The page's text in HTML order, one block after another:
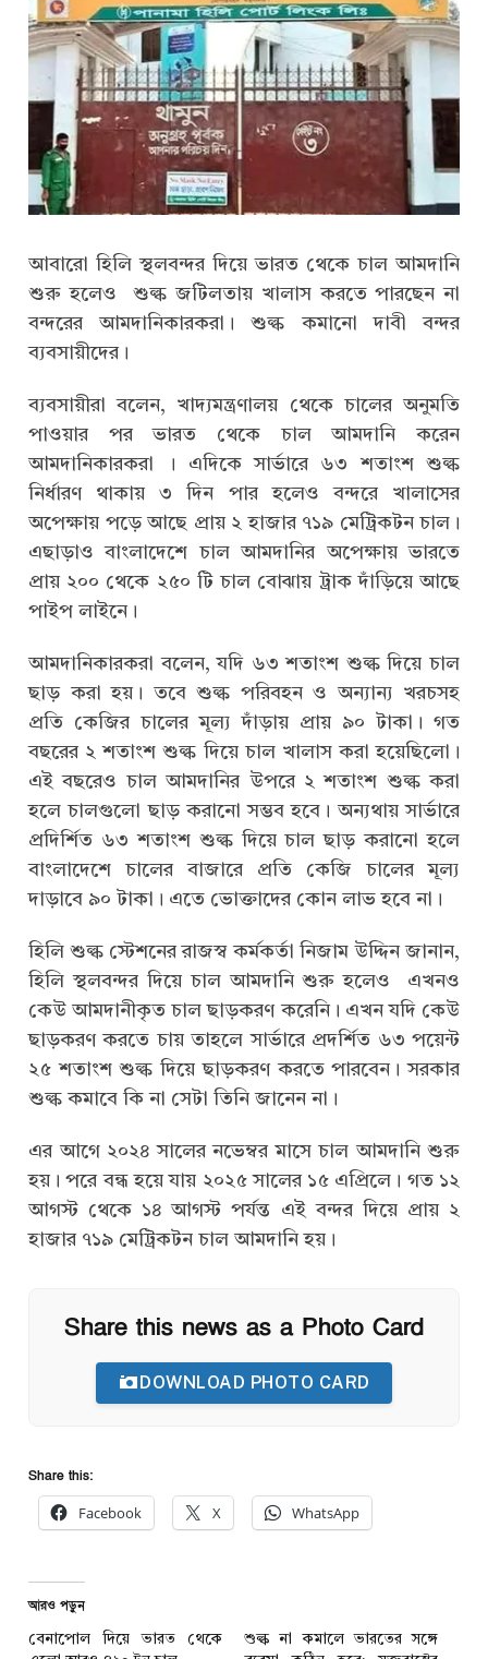
আবারো হিলি স্থলবন্দর দিয়ে ভারত থেকে চাল আমদানি
শুরু হলেও শুল্ক জটিলতায় খালাস করতে পারছেন না
বন্দরের আমদানিকারকরা। শুল্ক কমানো দাবী বন্দর
ব্যবসায়ীদের।
ব্যবসায়ীরা বলেন, খাদ্যমন্ত্রণালয় থেকে চালের অনুমতি
পাওয়ার পর ভারত থেকে চাল আমদানি করেন
আমদানিকারকরা । এদিকে সার্ভারে ৬৩ শতাংশ শুল্ক
নির্ধারণ থাকায় ৩ দিন পার হলেও বন্দরে খালাসের
অপেক্ষায় পড়ে আছে প্রায় ২ হাজার ৭১৯ মেট্রিকটন চাল।
এছাড়াও বাংলাদেশে চাল আমদানির অপেক্ষায় ভারতে
প্রায় ২০০ থেকে ২৫০ টি চাল বোঝায় ট্রাক দাঁড়িয়ে আছে
পাইপ লাইনে।
আমদানিকারকরা বলেন, যদি ৬৩ শতাংশ শুল্ক দিয়ে চাল
ছাড় করা হয়। তবে শুল্ক পরিবহন ও অন্যান্য খরচসহ
প্রতি কেজির চালের মূল্য দাঁড়ায় প্রায় ৯০ টাকা। গত
বছরের ২ শতাংশ শুল্ক দিয়ে চাল খালাস করা হয়েছিলো।
এই বছরেও চাল আমদানির উপরে ২ শতাংশ শুল্ক করা
হলে চালগুলো ছাড় করানো সম্ভব হবে। অন্যথায় সার্ভারে
প্রদির্শিত ৬৩ শতাংশ শুল্ক দিয়ে চাল ছাড় করানো হলে
বাংলাদেশে চালের বাজারে প্রতি কেজি চালের মূল্য
দাড়াবে ৯০ টাকা। এতে ভোক্তাদের কোন লাভ হবে না।
হিলি শুল্ক স্টেশনের রাজস্ব কর্মকর্তা নিজাম উদ্দিন জানান,
হিলি স্থলবন্দর দিয়ে চাল আমদানি শুরু হলেও এখনও
কেউ আমদানীকৃত চাল ছাড়করণ করেনি। এখন যদি কেউ
ছাড়করণ করতে চায় তাহলে সার্ভারে প্রদর্শিত ৬৩ পয়েন্ট
২৫ শতাংশ শুল্ক দিয়ে ছাড়করণ করতে পারবেন। সরকার
শুল্ক কমাবে কি না সেটা তিনি জানেন না।
এর আগে ২০২৪ সালের নভেম্বর মাসে চাল আমদানি শুরু
হয়। পরে বন্ধ হয়ে যায় ২০২৫ সালের ১৫ এপ্রিলে। গত ১২
আগস্ট থেকে ১৪ আগস্ট পর্যন্ত এই বন্দর দিয়ে প্রায় ২
হাজার ৭১৯ মেট্রিকটন চাল আমদানি হয়।
Share this news as a Photo Card
DOWNLOAD PHOTO CARD
Share this:
Facebook X WhatsApp
আরও পড়ুন
বেনাপোল দিয়ে ভারত থেকে
শুল্ক না কমালে ভারতের সঙ্গে